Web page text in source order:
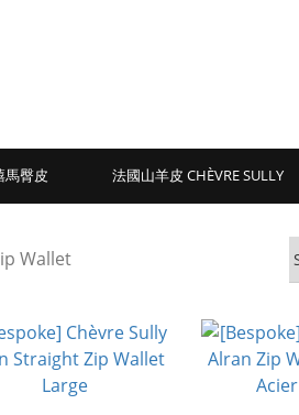
馬臀皮 法國山羊皮 CHÈVRE SULLY
Wallet